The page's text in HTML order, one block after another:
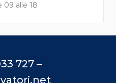
09 alle 18
727 –